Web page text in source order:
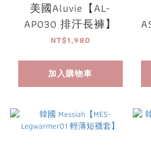
美國Aluvie【AL-
AP030 排汗長褲】
NT$1,980
加入購物車